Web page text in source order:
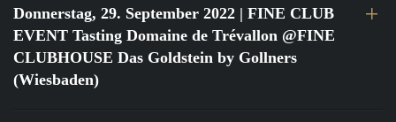
Donnerstag, 29. September 2022 | FINE CLUB
EVENT Tasting Domaine de Trévallon @FINE
CLUBHOUSE Das Goldstein by Gollners
(Wiesbaden)